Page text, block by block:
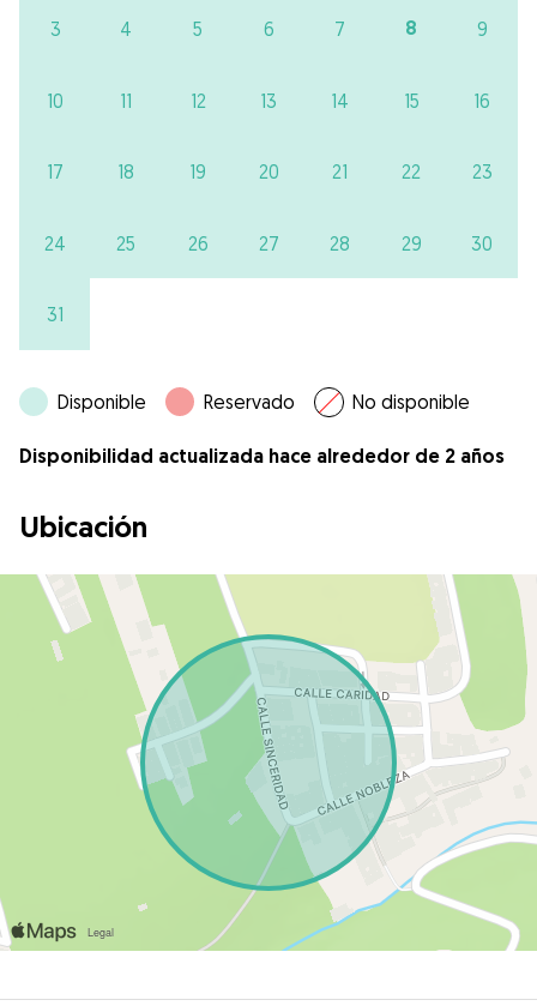
3 4 5 6 7 8 9
10 11 12 13 14 15 16
17 18 19 20 21 22 23
24 25 26 27 28 29 30
31
Disponible Reservado No disponible
Disponibilidad actualizada hace alrededor de 2 años
Ubicación